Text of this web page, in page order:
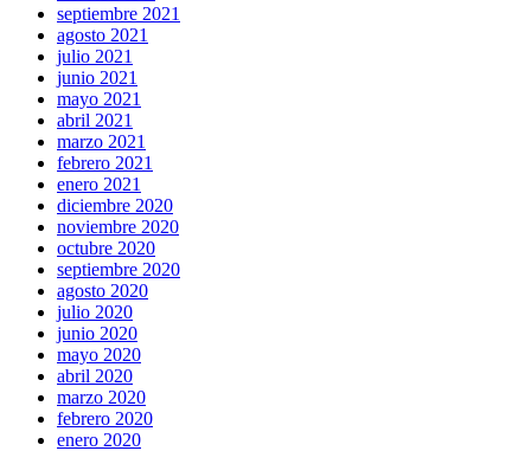
septiembre 2021
agosto 2021
julio 2021
junio 2021
mayo 2021
abril 2021
marzo 2021
febrero 2021
enero 2021
diciembre 2020
noviembre 2020
octubre 2020
septiembre 2020
agosto 2020
julio 2020
junio 2020
mayo 2020
abril 2020
marzo 2020
febrero 2020
enero 2020